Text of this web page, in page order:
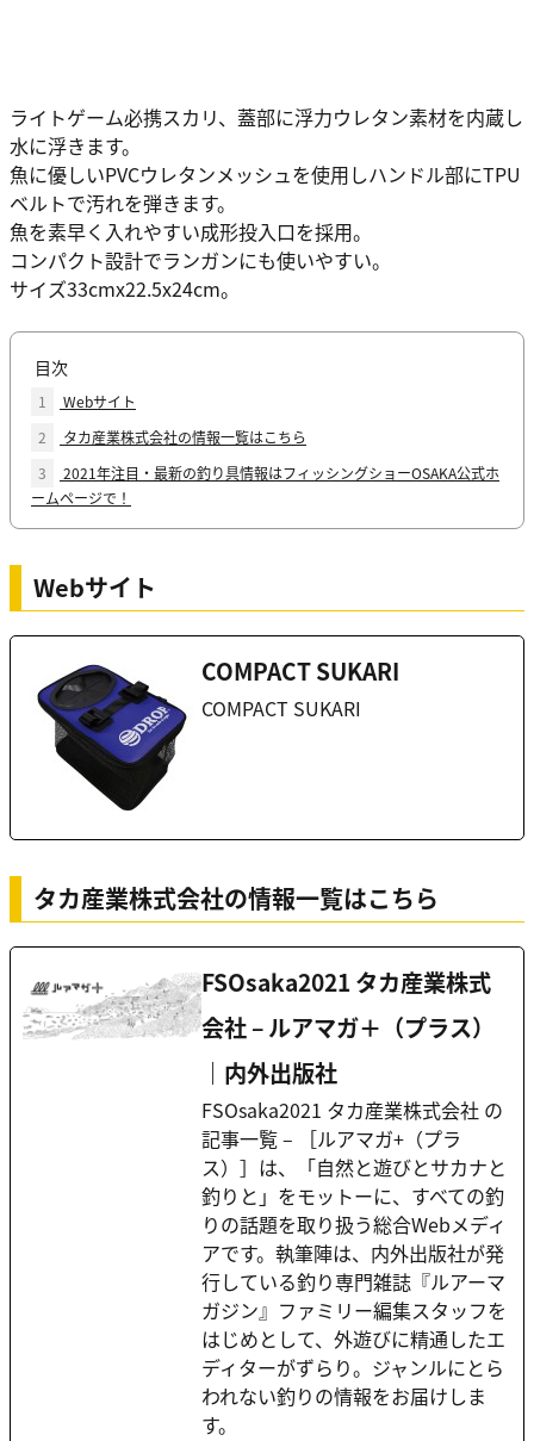
ライトゲーム必携スカリ、蓋部に浮力ウレタン素材を内蔵し
水に浮きます。
魚に優しいPVCウレタンメッシュを使用しハンドル部にTPU
ベルトで汚れを弾きます。
魚を素早く入れやすい成形投入口を採用。
コンパクト設計でランガンにも使いやすい。
サイズ33cmx22.5x24cm。
目次
1
Webサイト
2
タカ産業株式会社の情報一覧はこちら
3
2021年注目・最新の釣り具情報はフィッシングショーOSAKA公式ホ
ームページで！
Webサイト
COMPACT SUKARI
COMPACT SUKARI
タカ産業株式会社の情報一覧はこちら
FSOsaka2021 タカ産業株式
会社 – ルアマガ＋（プラス）
｜内外出版社
FSOsaka2021 タカ産業株式会社 の
記事一覧 – ［ルアマガ+（プラ
ス）］は、「自然と遊びとサカナと
釣りと」をモットーに、すべての釣
りの話題を取り扱う総合Webメディ
アです。執筆陣は、内外出版社が発
行している釣り専門雑誌『ルアーマ
ガジン』ファミリー編集スタッフを
はじめとして、外遊びに精通したエ
ディターがずらり。ジャンルにとら
われない釣りの情報をお届けしま
す。